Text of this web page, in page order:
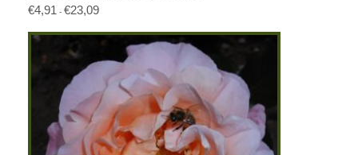
€4,91 - €23,09Prijsklasse:
€23,09